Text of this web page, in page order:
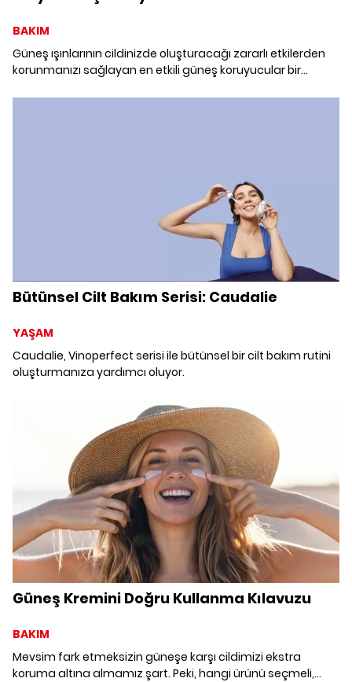
BAKIM
Güneş ışınlarının cildinizde oluşturacağı zararlı etkilerden
korunmanızı sağlayan en etkili güneş koruyucular bir
Bütünsel Cilt Bakım Serisi: Caudalie
YAŞAM
Caudalie, Vinoperfect serisi ile bütünsel bir cilt bakım rutini
oluşturmanıza yardımcı oluyor.
Güneş Kremini Doğru Kullanma Kılavuzu
BAKIM
Mevsim fark etmeksizin güneşe karşı cildimizi ekstra
koruma altına almamız şart. Peki, hangi ürünü seçmeli,